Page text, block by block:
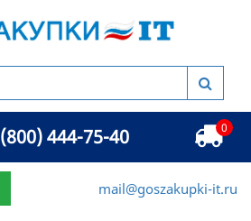
444-75-40 0
mail@goszakupki-it.ru